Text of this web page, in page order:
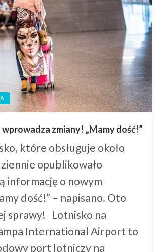
zmiany! „Mamy dość!”
które obsługuje około
opublikowało
informację o nowym
dość!” – napisano. Oto
sprawy! Lotnisko na
International Airport to
port lotniczy na